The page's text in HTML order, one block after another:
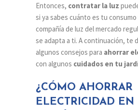
Entonces, contratar la luz
si ya sabes cuánto es tu consumo
compañía de luz del mercado
se adapta a ti. A continuación, te
algunos consejos para ahorrar
con algunos cuidados en tu
¿CÓMO AHORRAR
ELECTRICIDAD EN